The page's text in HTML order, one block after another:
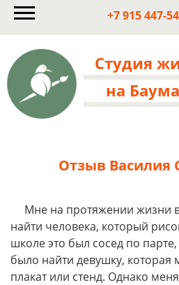
Студия
на
+7 915 447-
Отзыв Василия
Мне на протяжении жизни
найти человека, который
школе это был сосед по
было найти девушку, которая
плакат или стенд. Однако